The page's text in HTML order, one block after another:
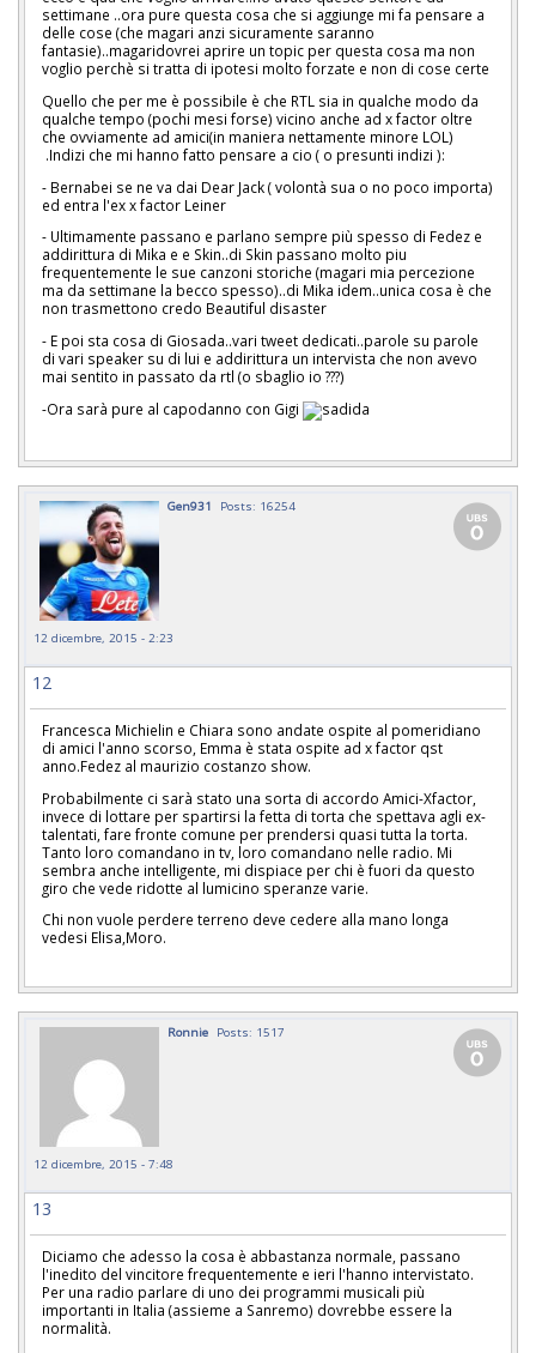
settimane ..ora pure questa cosa che si aggiunge mi fa pensare a
delle cose (che magari anzi sicuramente saranno
fantasie)..magaridovrei aprire un topic per questa cosa ma non
voglio perchè si tratta di ipotesi molto forzate e non di cose certe
Quello che per me è possibile è che RTL sia in qualche modo da
qualche tempo (pochi mesi forse) vicino anche ad x factor oltre
che ovviamente ad amici(in maniera nettamente minore LOL)
.Indizi che mi hanno fatto pensare a cio ( o presunti indizi ):
- Bernabei se ne va dai Dear Jack ( volontà sua o no poco importa)
ed entra l'ex x factor Leiner
- Ultimamente passano e parlano sempre più spesso di Fedez e
addirittura di Mika e e Skin..di Skin passano molto piu
frequentemente le sue canzoni storiche (magari mia percezione
ma da settimane la becco spesso)..di Mika idem..unica cosa è che
non trasmettono credo Beautiful disaster
- E poi sta cosa di Giosada..vari tweet dedicati..parole su parole
di vari speaker su di lui e addirittura un intervista che non avevo
mai sentito in passato da rtl (o sbaglio io ???)
-Ora sarà pure al capodanno con Gigi
Gen931 Posts: 16254
12 dicembre, 2015 - 2:23
12
Francesca Michielin e Chiara sono andate ospite al pomeridiano
di amici l'anno scorso, Emma è stata ospite ad x factor qst
anno.Fedez al maurizio costanzo show.
Probabilmente ci sarà stato una sorta di accordo Amici-Xfactor,
invece di lottare per spartirsi la fetta di torta che spettava agli ex-
talentati, fare fronte comune per prendersi quasi tutta la torta.
Tanto loro comandano in tv, loro comandano nelle radio. Mi
sembra anche intelligente, mi dispiace per chi è fuori da questo
giro che vede ridotte al lumicino speranze varie.
Chi non vuole perdere terreno deve cedere alla mano longa
vedesi Elisa,Moro.
Ronnie Posts: 1517
12 dicembre, 2015 - 7:48
13
Diciamo che adesso la cosa è abbastanza normale, passano
l'inedito del vincitore frequentemente e ieri l'hanno intervistato.
Per una radio parlare di uno dei programmi musicali più
importanti in Italia (assieme a Sanremo) dovrebbe essere la
normalità.